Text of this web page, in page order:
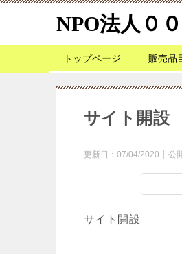
NPO法人０
トップページ 販売品
サイト開設
更新日： 07/04/2020 公
サイト開設